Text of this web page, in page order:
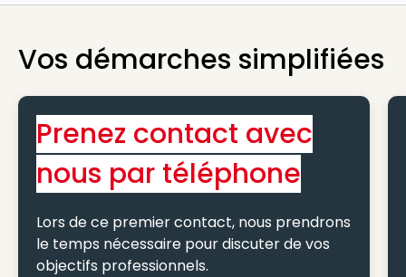
Vos démarches simplifiées
Prenez contact avec
nous par téléphone
Lors de ce premier contact, nous prendrons
le temps nécessaire pour discuter de vos
objectifs professionnels.